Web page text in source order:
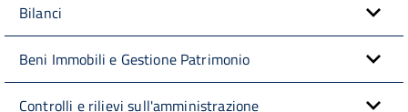
Bilanci
Beni Immobili e Gestione Patrimonio
Controlli e rilievi sull'amministrazione